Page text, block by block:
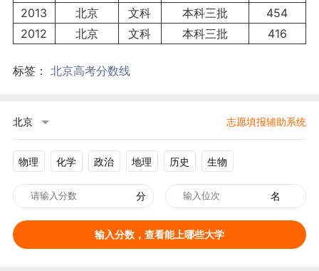
2013 北京 文科 本科三批
454
2012
北京 文科 本科三批 416
标签： 北京高考分数线
北京 志愿填报辅助系统
物理 化学 政治 地理 历史 生物
分 名
输入分数，查看能上哪些大学